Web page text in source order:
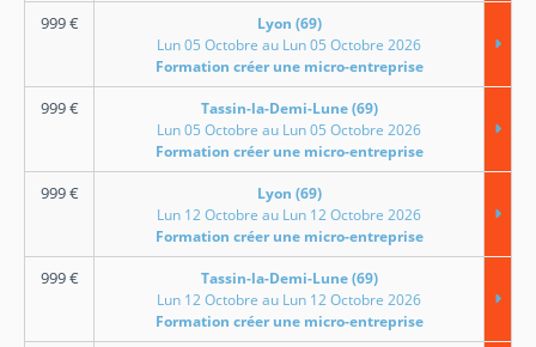
999€
Lyon (69)
Lun 05 Octobre au Lun 05 Octobre 2026
Formation créer une micro-entreprise
999€
Tassin-la-Demi-Lune (69)
Lun 05 Octobre au Lun 05 Octobre 2026
Formation créer une micro-entreprise
999€
Lyon (69)
Lun 12 Octobre au Lun 12 Octobre 2026
Formation créer une micro-entreprise
999€
Tassin-la-Demi-Lune (69)
Lun 12 Octobre au Lun 12 Octobre 2026
Formation créer une micro-entreprise